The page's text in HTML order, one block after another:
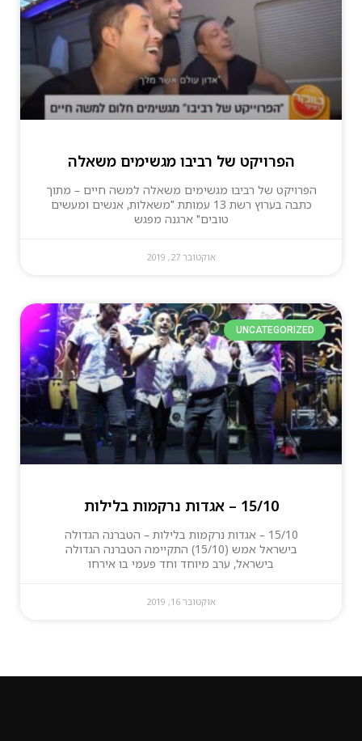
הפרויקט של רביבו מגשימים משאלה
הפרויקט של רביבו מגשימים משאלה למשה חיים – מתוך
כתבה בערוץ רשת 13 עמותת "משאלות, אנשים ומעשים
טובים" ארגנה מפגש
אוקטובר 27, 2019
UNCATEGORIZED
15/10 – אגדות נרקמות בלילות
15/10 – אגדות נרקמות בלילות – הטברנה הגדולה
בישראל אמש (15/10) התקיימה הטברנה הגדולה
בישראל, ערב מיוחד וחד פעמי בו אירחו
אוקטובר 16, 2019